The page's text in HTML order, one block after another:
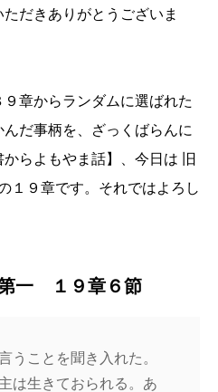
だきありがとうございま
章からランダムに選ばれた
だ事柄を、ざっくばらんに
らよもやま話】、今日は 旧
１９章です。それではよろし
一 １９章６節
うことを聞き入れた。
は生きておられる。あ